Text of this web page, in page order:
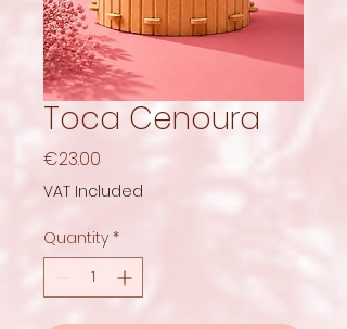
Toca Cenoura
€23.00
VAT Included
Quantity *